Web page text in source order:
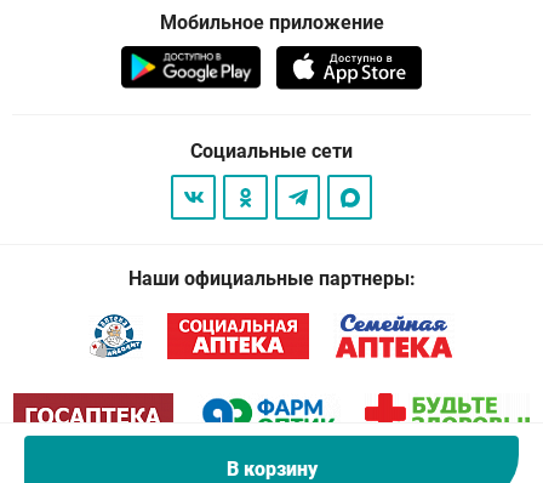
В корзину
Мобильное приложение
Социальные сети
Наши официальные партнеры: